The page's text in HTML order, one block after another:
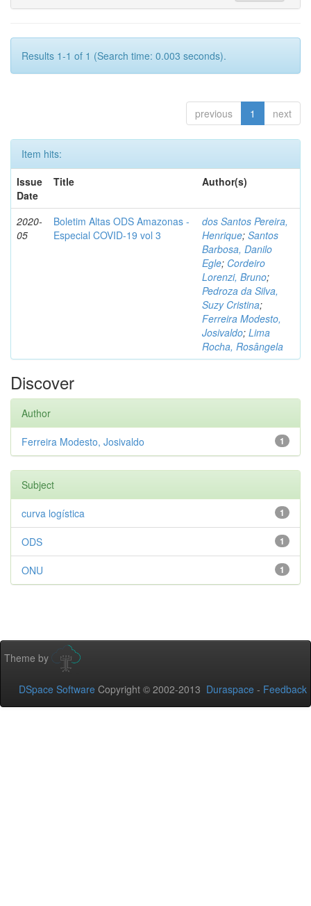
Results 1-1 of 1 (Search time: 0.003 seconds).
previous 1 next
Item hits:
Issue
Date
Title Author(s)
2020-
05
Boletim Altas ODS Amazonas -
Especial COVID-19 vol 3
dos Santos Pereira,
Henrique; Santos
Barbosa, Danilo
Egle; Cordeiro
Lorenzi, Bruno;
Pedroza da Silva,
Suzy Cristina;
Ferreira Modesto,
Josivaldo; Lima
Rocha, Rosângela
Discover
Author
1
Ferreira Modesto, Josivaldo
Subject
1
curva logística
1
ODS
1
ONU
Theme by
DSpace Software Copyright © 2002-2013 Duraspace - Feedback